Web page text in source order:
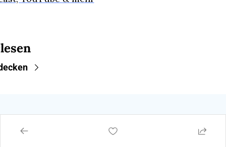
New